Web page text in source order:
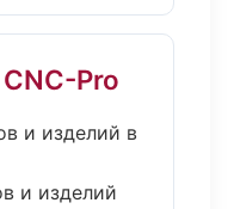
Pro
и изделий в
и изделий